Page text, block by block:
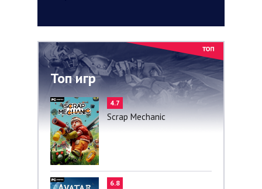
Топ игр
4.7
Scrap Mechanic
6.8